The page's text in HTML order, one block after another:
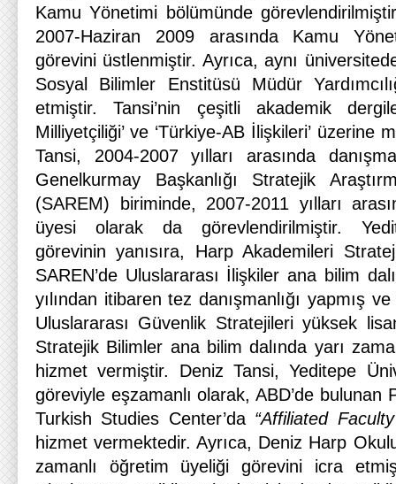
Kamu Yönetimi bölümünde
2007-Haziran 2009 arasında Kamu
görevini üstlenmiştir. Ayrıca, aynı
Sosyal Bilimler Enstitüsü Müdür
etmiştir. Tansi’nin çeşitli akademik
Milliyetçiliği’ ve ‘Türkiye-AB İlişkileri’ üzerine
Tansi, 2004-2007 yılları arasında
Genelkurmay Başkanlığı Stratejik
(SAREM) biriminde, 2007-2011 yılları
üyesi olarak da görevlendirilmiştir.
görevinin yanısıra, Harp Akademileri
SAREN’de Uluslararası İlişkiler ana bilim
yılından itibaren tez danışmanlığı yapmış
Uluslararası Güvenlik Stratejileri yüksek
Stratejik Bilimler ana bilim dalında yarı
hizmet vermiştir. Deniz Tansi, Yeditepe
göreviyle eşzamanlı olarak, ABD’de bulunan
Turkish Studies Center’da “Affiliated
hizmet vermektedir. Ayrıca, Deniz Harp
zamanlı öğretim üyeliği görevini icra